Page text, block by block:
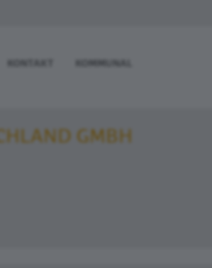
KONTAKT KOMMUNAL
GMBH